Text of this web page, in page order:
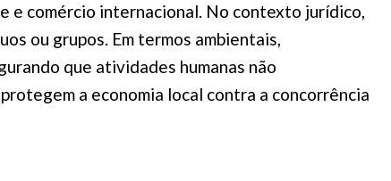
e comércio internacional. No contexto jurídico,
ou grupos. Em termos ambientais,
que atividades humanas não
a economia local contra a concorrência